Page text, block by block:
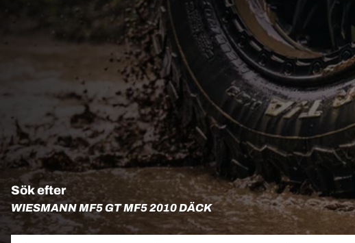
Sök efter
WIESMANN MF5 GT MF5 2010 DÄCK